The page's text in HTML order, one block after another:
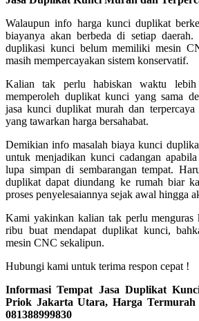
Walaupun info harga kunci duplikat
biayanya akan berbeda di setiap daerah.
duplikasi kunci belum memiliki mesin
masih mempercayakan sistem konservatif.
Kalian tak perlu habiskan waktu
memperoleh duplikat kunci yang sama
jasa kunci duplikat murah dan
yang tawarkan harga bersahabat.
Demikian info masalah biaya kunci
untuk menjadikan kunci cadangan
lupa simpan di sembarangan tempat.
duplikat dapat diundang ke rumah biar
proses penyelesaiannya sejak awal hingga
Kami yakinkan kalian tak perlu menguras
ribu buat mendapat duplikat kunci,
mesin CNC sekalipun.
Hubungi kami untuk terima respon cepat !
Informasi Tempat Jasa Duplikat
Priok Jakarta Utara, Harga Termurah
081388999830